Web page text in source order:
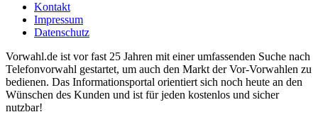
Kontakt
Impressum
Datenschutz
Vorwahl.de ist vor fast 25 Jahren mit einer umfassenden Suche nach
Telefonvorwahl gestartet, um auch den Markt der Vor-Vorwahlen zu
bedienen. Das Informationsportal orientiert sich noch heute an den
Wünschen des Kunden und ist für jeden kostenlos und sicher
nutzbar!